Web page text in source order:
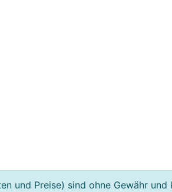
und Preise) sind ohne Gewähr